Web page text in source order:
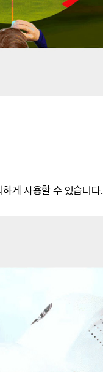
게 사용할 수 있습니다.